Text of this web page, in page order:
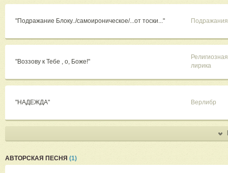
"Подражание Блоку../самоироническое/...от тоски..." Подражания
"Воззову к Тебе , о, Боже!"
Религиозная
лирика
"НАДЕЖДА" Верлибр
АВТОРСКАЯ ПЕСНЯ (1)